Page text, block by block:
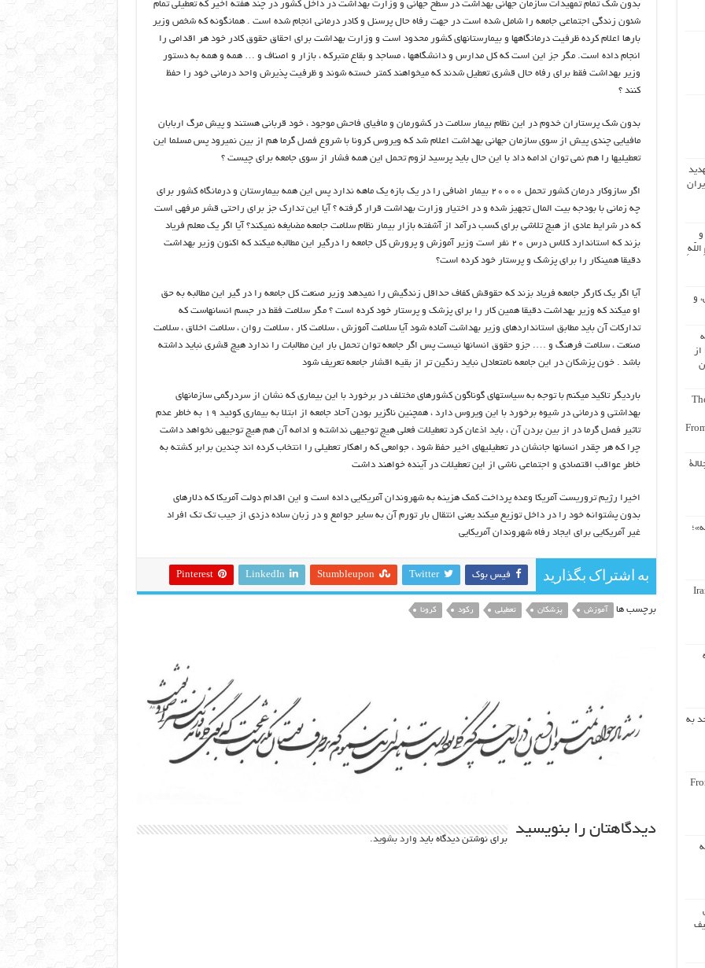
بدون شک تمام تمهیدات سازمان جهانی بهداشت در سطح جهانی و وزارت بهداشت در داخل کشور در چند هفته اخیر که تعطیلی تمام
شئون زندگی اجتماعی جامعه را شامل شده است در جهت رفاه حال پرسنل و کادر درمانی انجام شده است . همانگونه که شخص وزیر
بارها اعلام کرده ظرفیت درمانگاهها و بیمارستانهای کشور محدود است و وزارت بهداشت برای احقاق حقوق کادر خود هر اقدامی را
انجام داده است. مگر جز این است که کل مدارس و دانشگاهها ، مساجد و بقاع متبرکه ، بازار و اصناف و … همه و همه به دستور
وزیر بهداشت فقط برای رفاه حال قشری تعطیل شدند که میخواهند کمتر خسته شوند و ظرفیت پذیرش واحد درمانی خود را حفظ
کنند ؟
بدون شک پرستاران خدوم در این نظام بیمار سلامت در کشورمان و مافیای فاحش موجود ، خود قربانی هستند و پیش مرگ اربابان
مافیایی چندی پیش از سوی سازمان جهانی بهداشت اعلام شد که ویروس کرونا با شروع فصل گرما هم از بین نمیرود پس مسلما این
تعطیلیها را هم نمی توان ادامه داد با این حال باید پرسید لزوم تحمل این همه فشار از سوی جامعه برای چیست ؟
اگر سازوکار درمان کشور تحمل ۲۰۰۰۰ بیمار اضافی را در یک بازه یک ماهه ندارد پس این همه بیمارستان و درمانگاه کشور برای
چه زمانی با بودجه بیت المال تجهیز شده و در اختیار وزارت بهداشت قرار گرفته ؟ آیا این تدارک جز برای راحتی قشر مرفهی است
که در شرایط عادی از هیچ تلاشی برای کسب درآمد از آشفته بازار بیمار نظام سلامت جامعه مضایغه نمیکند؟ آیا اگر یک معلم فریاد
بزند که استاندارد کلاس درس ۲۰ نفر است وزیر آموزش و پرورش کل جامعه را درگیر این مطالبه میکند که اکنون وزیر بهداشت
دقیقا همینکار را برای پزشک و پرستار خود کرده است؟
آیا اگر یک کارگر جامعه فریاد بزند که حقوقش کفاف حداقل زندگیش را نمیدهد وزیر صنعت کل جامعه را در گیر این مطالبه به حق
او میکند که وزیر بهداشت دقیقا همین کار را برای پزشک و پرستار خود کرده است ؟ مگر سلامت فقط در جسم انسانهاست که
تدارکات آن باید مطابق استانداردهای وزیر بهداشت آماده شود آیا سلامت آموزش ، سلامت کار ، سلامت روان ، سلامت اخلاق ، سلامت
صنعت ، سلامت فرهنگ و …. جزو حقوق انسانها نیست پس اگر جامعه توان تحمل بار این مطالبات را ندارد هیچ قشری نباید داشته
باشد . خون پزشکان در این جامعه نامتعادل نباید رنگین تر از بقیه اقشار جامعه تعریف شود
باردیگر تاکید میکنم با توجه به سیاستهای گوناگون کشورهای مختلف در برخورد با این بیماری که نشان از سردرگمی سازمانهای
بهداشتی و درمانی در شیوه برخورد با این ویروس دارد ، همچنین ناگزیر بودن آحاد جامعه از ابتلا به بیماری کوئید ۱۹ به خاطر عدم
تاثیر فصل گرما در از بین بردن آن ، باید اذعان کرد تعطیلات فعلی هیچ توجیهی نداشته و ادامه آن هم هیچ توجیهی نخواهد داشت
چرا که هر چقدر انسانها جانشان در تعطیلیهای اخیر حفظ شود ، جوامعی که راهکار تعطیلی را انتخاب کرده اند چندین برابر کشته به
خاطر عواقب اقتصادی و اجتماعی ناشی از این تعطیلات در آینده خواهند داشت
اخیرا رژیم تروریست آمریکا وعده پرداخت کمک هزینه به شهروندان آمریکایی داده است و این اقدام دولت آمریکا که دلارهای
بدون پشتوانه خود را در داخل توزیع میکند یعنی انتقال بار تورم آن به سایر جوامع و در زبان ساده دزدی از جیب تک تک افراد
غیر آمریکایی برای ایجاد رفاه شهروندان آمریکایی
به اشتراک بگذارید فیس بوک Twitter
Stumbleupon
LinkedIn
Pinterest
برچسب ها آموزش پزشکان تعطیلی رکود کرونا
دیدگاهتان را بنویسید
برای نوشتن دیدگاه باید وارد بشوید.
و
به